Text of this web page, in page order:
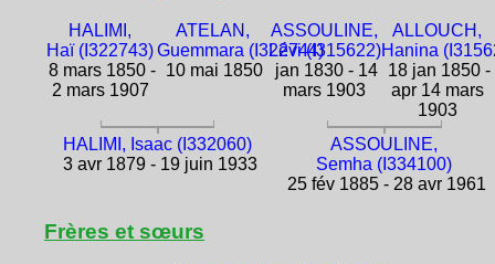
HALIMI,
Haï (I322743)
8 mars 1850 -
2 mars 1907
ATELAN,
Guemmara (I322744)
10 mai 1850
ASSOULINE,
Lévi (I315622)
jan 1830 - 14
mars 1903
ALLOUCH,
Hanina
18 jan 1850 -
apr 14 mars
1903
HALIMI, Isaac (I332060)
3 avr 1879 - 19 juin 1933
ASSOULINE,
Semha (I334100)
25 fév 1885 - 28 avr 1961
Frères et sœurs